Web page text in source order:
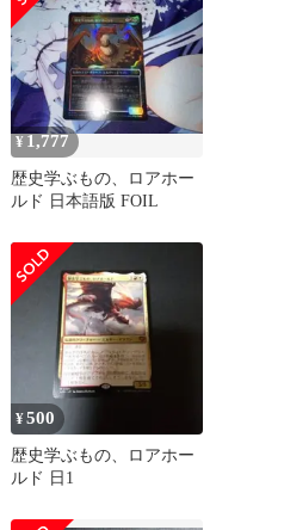
¥ 1,777
歴史学ぶもの、ロアホー
ルド 日本語版 FOIL
¥500
歴史学ぶもの、ロアホー
ルド 日1